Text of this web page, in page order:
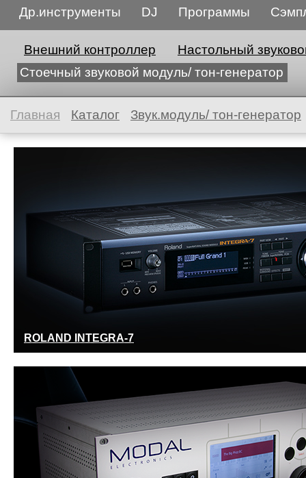
Др.инструменты
DJ Программы
Внешний контроллер
Настольный
Стоечный звуковой модуль/ тон-генератор
Главная Каталог Звук.модуль/ тон-генератор
ROLAND INTEGRA-7